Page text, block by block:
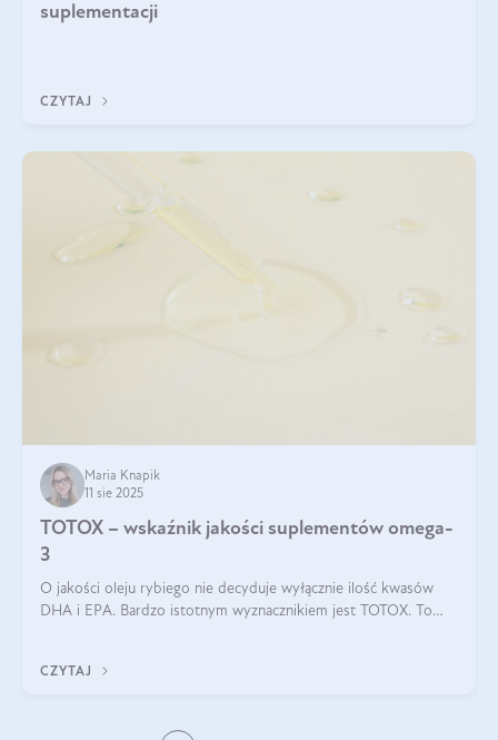
suplementacji
CZYTAJ
Maria Knapik
11 sie 2025
TOTOX – wskaźnik jakości suplementów omega-
3
O jakości oleju rybiego nie decyduje wyłącznie ilość kwasów
DHA i EPA. Bardzo istotnym wyznacznikiem jest TOTOX. To
CZYTAJ